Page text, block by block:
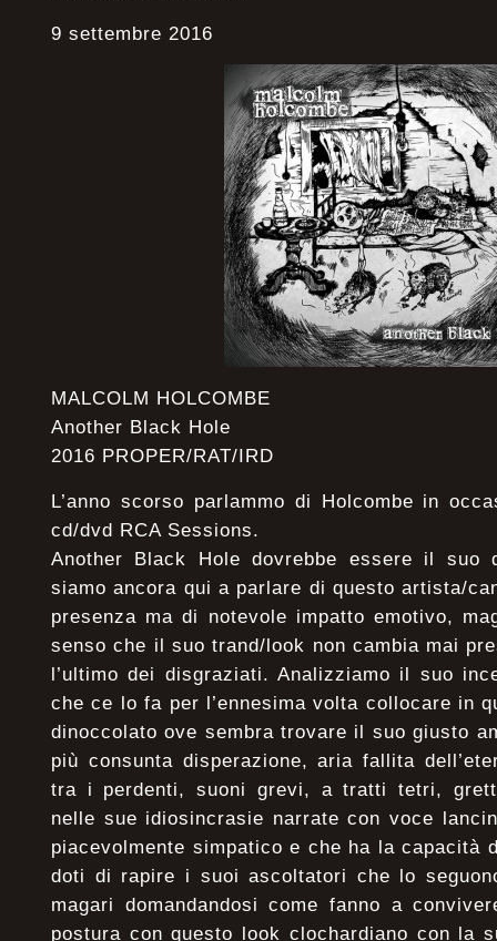
9 settembre 2016
MALCOLM HOLCOMBE
Another Black Hole
2016 PROPER/RAT/IRD
L’anno scorso parlammo di Holcombe in
cd/dvd RCA Sessions.
Another Black Hole dovrebbe essere il suo
siamo ancora qui a parlare di questo artista/
presenza ma di notevole impatto emotivo,
senso che il suo trand/look non cambia mai
l’ultimo dei disgraziati. Analizziamo il suo
che ce lo fa per l’ennesima volta collocare in
dinoccolato ove sembra trovare il suo giusto
più consunta disperazione, aria fallita
tra i perdenti, suoni grevi, a tratti tetri,
nelle sue idiosincrasie narrate con voce
piacevolmente simpatico e che ha la capacità
doti di rapire i suoi ascoltatori che lo
magari domandandosi come fanno a
postura con questo look clochardiano con la